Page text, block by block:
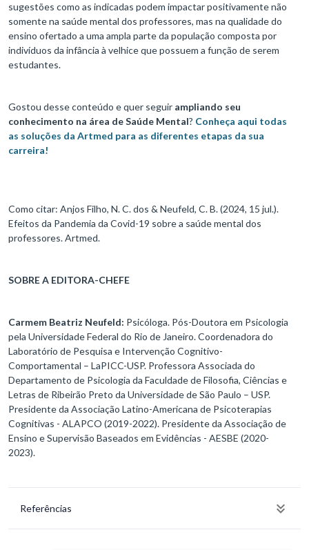
sugestões como as indicadas podem impactar positivamente não
somente na saúde mental dos professores, mas na qualidade do
ensino ofertado a uma ampla parte da população composta por
indivíduos da infância à velhice que possuem a função de serem
estudantes.
Gostou desse conteúdo e quer seguir ampliando seu
conhecimento na área de Saúde Mental? Conheça aqui todas
as soluções da Artmed para as diferentes etapas da sua
carreira!
Como citar: Anjos Filho, N. C. dos & Neufeld, C. B. (2024, 15 jul.).
Efeitos da Pandemia da Covid-19 sobre a saúde mental dos
professores. Artmed.
SOBRE A EDITORA-CHEFE
Carmem Beatriz Neufeld: Psicóloga. Pós-Doutora em Psicologia
pela Universidade Federal do Rio de Janeiro. Coordenadora do
Laboratório de Pesquisa e Intervenção Cognitivo-
Comportamental – LaPICC-USP. Professora Associada do
Departamento de Psicologia da Faculdade de Filosofia, Ciências e
Letras de Ribeirão Preto da Universidade de São Paulo – USP.
Presidente da Associação Latino-Americana de Psicoterapias
Cognitivas - ALAPCO (2019-2022). Presidente da Associação de
Ensino e Supervisão Baseados em Evidências - AESBE (2020-
2023).
Referências